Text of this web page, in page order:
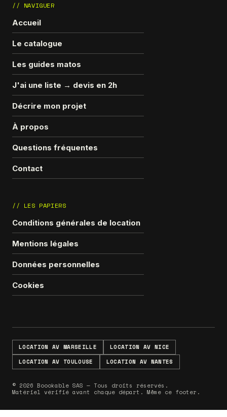
// NAVIGUER
Accueil
Le catalogue
Les guides matos
J'ai une liste → devis en 2h
Décrire mon projet
À propos
Questions fréquentes
Contact
// LES PAPIERS
Conditions générales de location
Mentions légales
Données personnelles
Cookies
LOCATION AV MARSEILLE
LOCATION AV NICE
LOCATION AV TOULOUSE
LOCATION AV NANTES
© 2026 Boookable SAS — Tous droits réservés.
Matériel vérifié avant chaque départ. Même ce footer.